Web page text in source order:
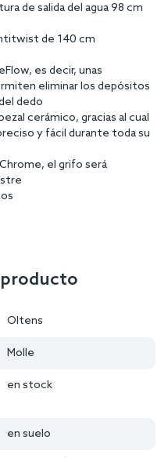
de salida del agua 98 cm
de 140 cm
es decir, unas
eliminar los depósitos
dedo
cerámico, gracias al cual
y fácil durante toda su
el grifo será
producto
Oltens
Molle
en stock
en suelo